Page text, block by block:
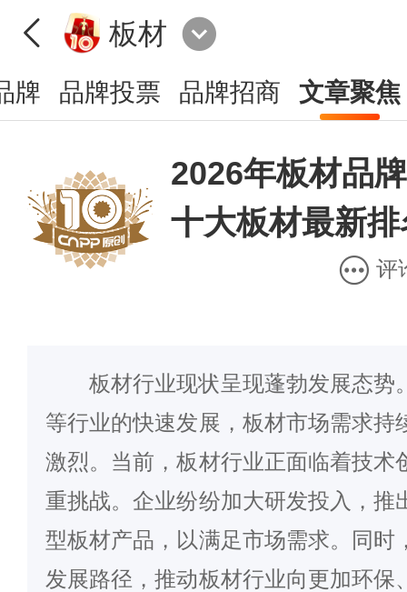
板材
牌 品牌投票 品牌招商 文章聚焦
2026年板材品
十大板材最新
评
板材行业现状呈现蓬勃发展态势
等行业的快速发展，板材市场需求持
激烈。当前，板材行业正面临着技术
重挑战。企业纷纷加大研发投入，推
型板材产品，以满足市场需求。同时
发展路径，推动板材行业向更加环保